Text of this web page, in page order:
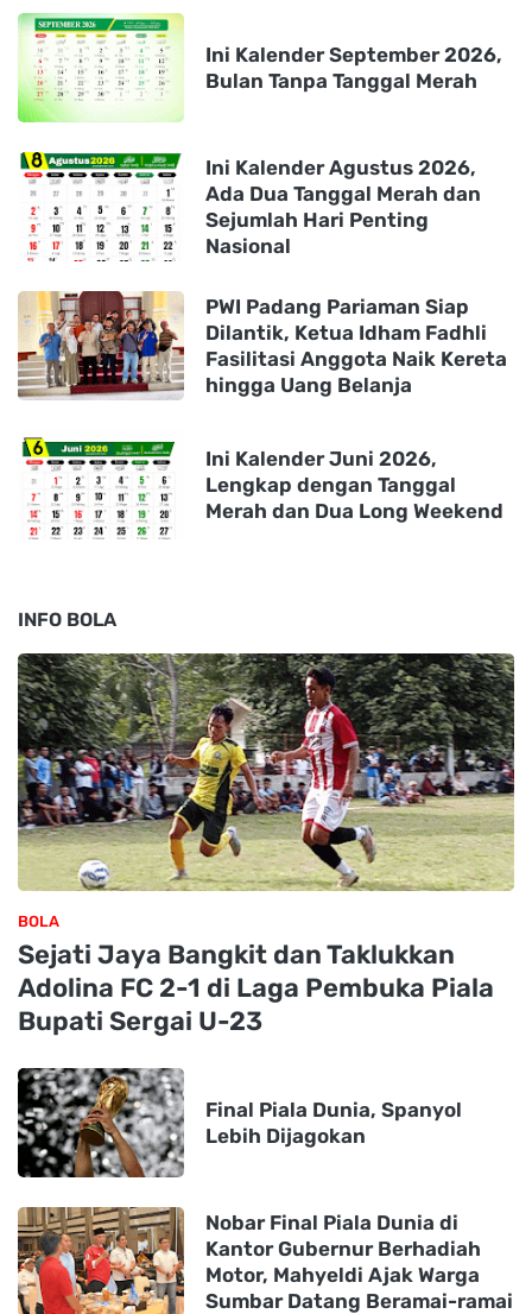
Ini Kalender September 2026,
Bulan Tanpa Tanggal Merah
Ini Kalender Agustus 2026,
Ada Dua Tanggal Merah dan
Sejumlah Hari Penting
Nasional
PWI Padang Pariaman Siap
Dilantik, Ketua Idham Fadhli
Fasilitasi Anggota Naik Kereta
hingga Uang Belanja
Ini Kalender Juni 2026,
Lengkap dengan Tanggal
Merah dan Dua Long Weekend
INFO BOLA
BOLA
Sejati Jaya Bangkit dan Taklukkan
Adolina FC 2-1 di Laga Pembuka Piala
Bupati Sergai U-23
Final Piala Dunia, Spanyol
Lebih Dijagokan
Nobar Final Piala Dunia di
Kantor Gubernur Berhadiah
Motor, Mahyeldi Ajak Warga
Sumbar Datang Beramai-ramai